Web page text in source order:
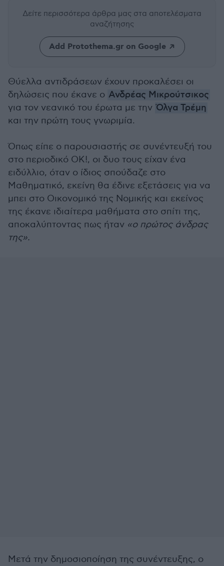
Δείτε περισσότερα άρθρα μας στα αποτελέσματα
αναζήτησης
Add Protothema.gr on Google
Θύελλα αντιδράσεων έχουν προκαλέσει οι
δηλώσεις που έκανε ο Ανδρέας Μικρούτσικος
για τον νεανικό του έρωτα με την Όλγα Τρέμη
και την πρώτη τους γνωριμία.
Όπως είπε ο παρουσιαστής σε συνέντευξή του
στο περιοδικό ΟΚ!, οι δυο τους είχαν ένα
ειδύλλιο, όταν ο ίδιος σπούδαζε στο
Μαθηματικό, εκείνη θα έδινε εξετάσεις για να
μπει στο Οικονομικό της Νομικής και εκείνος
της έκανε ιδιαίτερα μαθήματα στο σπίτι της,
αποκαλύπτοντας πως ήταν «ο πρώτος άνδρας
της».
Μετά την δημοσιοποίηση της συνέντευξης, ο